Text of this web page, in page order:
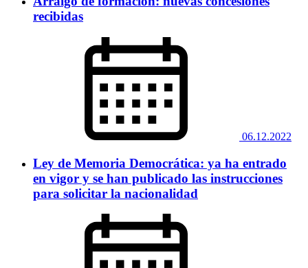
recibidas
06.12.2022
Ley de Memoria Democrática: ya ha entrado
en vigor y se han publicado las instrucciones
para solicitar la nacionalidad